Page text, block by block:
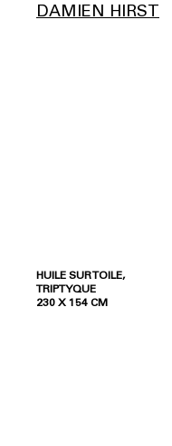
DAMIEN HIRST
HUILE SUR TOILE,
TRIPTYQUE
230 X 154 CM